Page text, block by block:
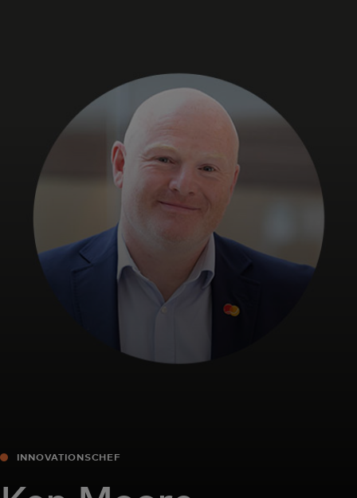
Til virksomheder
Til hele verden
Til innovatører
Nyheder og trends
INNOVATIONSCHEF